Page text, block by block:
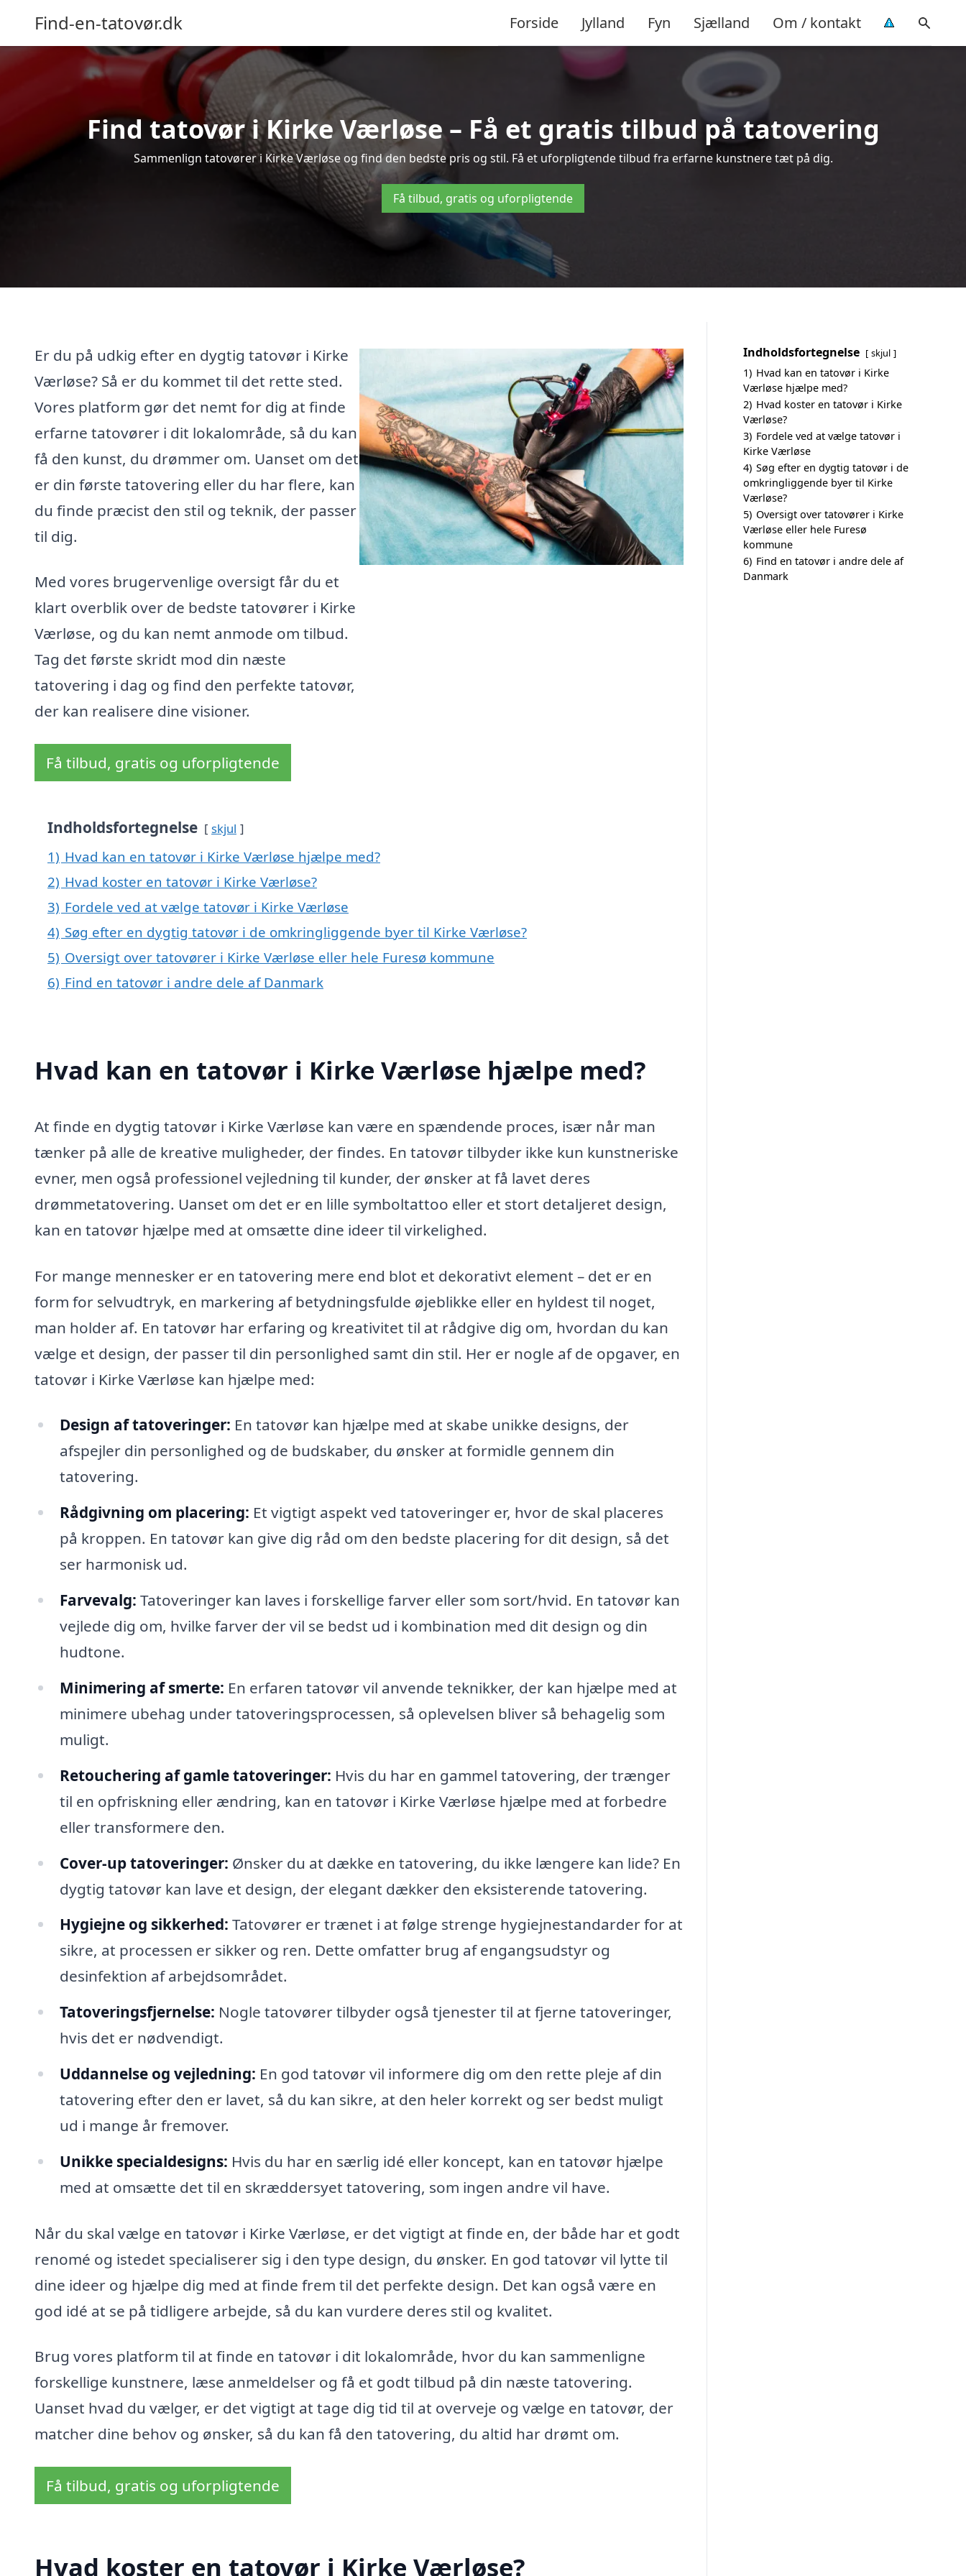
Find-en-tatovør.dk Forside Jylland Fyn Sjælland Om / kontakt
Find tatovør i Kirke Værløse – Få et gratis tilbud på tatovering
Sammenlign tatovører i Kirke Værløse og find den bedste pris og stil. Få et uforpligtende tilbud fra erfarne kunstnere tæt på dig.
Få tilbud, gratis og uforpligtende
Er du på udkig efter en dygtig tatovør i Kirke
Værløse? Så er du kommet til det rette sted.
Vores platform gør det nemt for dig at finde
erfarne tatovører i dit lokalområde, så du kan
få den kunst, du drømmer om. Uanset om det
er din første tatovering eller du har flere, kan
du finde præcist den stil og teknik, der passer
til dig.
Med vores brugervenlige oversigt får du et
klart overblik over de bedste tatovører i Kirke
Værløse, og du kan nemt anmode om tilbud.
Tag det første skridt mod din næste
tatovering i dag og find den perfekte tatovør,
der kan realisere dine visioner.
Få tilbud, gratis og uforpligtende
Indholdsfortegnelse skjul
1) Hvad kan en tatovør i Kirke Værløse hjælpe med?
2) Hvad koster en tatovør i Kirke Værløse?
3) Fordele ved at vælge tatovør i Kirke Værløse
4) Søg efter en dygtig tatovør i de omkringliggende byer til Kirke Værløse?
5) Oversigt over tatovører i Kirke Værløse eller hele Furesø kommune
6) Find en tatovør i andre dele af Danmark
Hvad kan en tatovør i Kirke Værløse hjælpe med?
At finde en dygtig tatovør i Kirke Værløse kan være en spændende proces, især når man
tænker på alle de kreative muligheder, der findes. En tatovør tilbyder ikke kun kunstneriske
evner, men også professionel vejledning til kunder, der ønsker at få lavet deres
drømmetatovering. Uanset om det er en lille symboltattoo eller et stort detaljeret design,
kan en tatovør hjælpe med at omsætte dine ideer til virkelighed.
For mange mennesker er en tatovering mere end blot et dekorativt element – det er en
form for selvudtryk, en markering af betydningsfulde øjeblikke eller en hyldest til noget,
man holder af. En tatovør har erfaring og kreativitet til at rådgive dig om, hvordan du kan
vælge et design, der passer til din personlighed samt din stil. Her er nogle af de opgaver, en
tatovør i Kirke Værløse kan hjælpe med:
Design af tatoveringer: En tatovør kan hjælpe med at skabe unikke designs, der
afspejler din personlighed og de budskaber, du ønsker at formidle gennem din
tatovering.
Rådgivning om placering: Et vigtigt aspekt ved tatoveringer er, hvor de skal placeres
på kroppen. En tatovør kan give dig råd om den bedste placering for dit design, så det
ser harmonisk ud.
Farvevalg: Tatoveringer kan laves i forskellige farver eller som sort/hvid. En tatovør kan
vejlede dig om, hvilke farver der vil se bedst ud i kombination med dit design og din
hudtone.
Minimering af smerte: En erfaren tatovør vil anvende teknikker, der kan hjælpe med at
minimere ubehag under tatoveringsprocessen, så oplevelsen bliver så behagelig som
muligt.
Retouchering af gamle tatoveringer: Hvis du har en gammel tatovering, der trænger
til en opfriskning eller ændring, kan en tatovør i Kirke Værløse hjælpe med at forbedre
eller transformere den.
Cover-up tatoveringer: Ønsker du at dække en tatovering, du ikke længere kan lide? En
dygtig tatovør kan lave et design, der elegant dækker den eksisterende tatovering.
Hygiejne og sikkerhed: Tatovører er trænet i at følge strenge hygiejnestandarder for at
sikre, at processen er sikker og ren. Dette omfatter brug af engangsudstyr og
desinfektion af arbejdsområdet.
Tatoveringsfjernelse: Nogle tatovører tilbyder også tjenester til at fjerne tatoveringer,
hvis det er nødvendigt.
Uddannelse og vejledning: En god tatovør vil informere dig om den rette pleje af din
tatovering efter den er lavet, så du kan sikre, at den heler korrekt og ser bedst muligt
ud i mange år fremover.
Unikke specialdesigns: Hvis du har en særlig idé eller koncept, kan en tatovør hjælpe
med at omsætte det til en skræddersyet tatovering, som ingen andre vil have.
Når du skal vælge en tatovør i Kirke Værløse, er det vigtigt at finde en, der både har et godt
renomé og istedet specialiserer sig i den type design, du ønsker. En god tatovør vil lytte til
dine ideer og hjælpe dig med at finde frem til det perfekte design. Det kan også være en
god idé at se på tidligere arbejde, så du kan vurdere deres stil og kvalitet.
Brug vores platform til at finde en tatovør i dit lokalområde, hvor du kan sammenligne
forskellige kunstnere, læse anmeldelser og få et godt tilbud på din næste tatovering.
Uanset hvad du vælger, er det vigtigt at tage dig tid til at overveje og vælge en tatovør, der
matcher dine behov og ønsker, så du kan få den tatovering, du altid har drømt om.
Få tilbud, gratis og uforpligtende
Hvad koster en tatovør i Kirke Værløse?
Indholdsfortegnelse skjul
1) Hvad kan en tatovør i Kirke
Værløse hjælpe med?
2) Hvad koster en tatovør i Kirke
Værløse?
3) Fordele ved at vælge tatovør i
Kirke Værløse
4) Søg efter en dygtig tatovør i de
omkringliggende byer til Kirke
Værløse?
5) Oversigt over tatovører i Kirke
Værløse eller hele Furesø
kommune
6) Find en tatovør i andre dele af
Danmark